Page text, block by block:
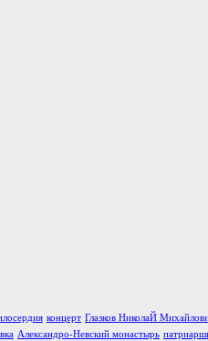
концерт Глазков НиколаЙ
Александро-Невский монастырь